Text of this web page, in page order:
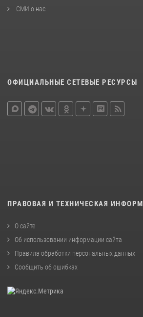
СМИ о нас
ОФИЦИАЛЬНЫЕ СЕТЕВЫЕ РЕСУРСЫ
ПРАВОВАЯ И ТЕХНИЧЕСКАЯ
О сайте
Об использовании информации сайта
Правила обработки персональных данных
Сообщить об ошибках